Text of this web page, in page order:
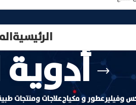
الرئيسية
وفيليرعطور و مكياجعلاجات ومنتجات